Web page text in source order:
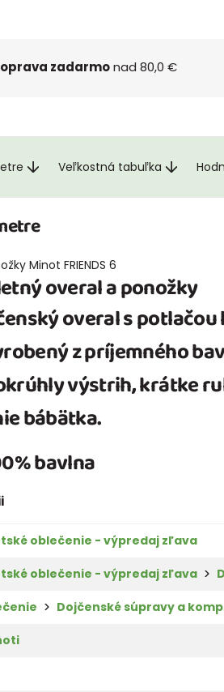
zadarmonad 80,0 €
Veľkostná tabuľka
Minot FRIENDS 6
overal a ponožky
overals
z príjemného
výstrih, krátke
bábätka.
bavlna
oblečenie - výpredaj zľava
oblečenie - výpredaj zľava
Dojčenské súpravy a